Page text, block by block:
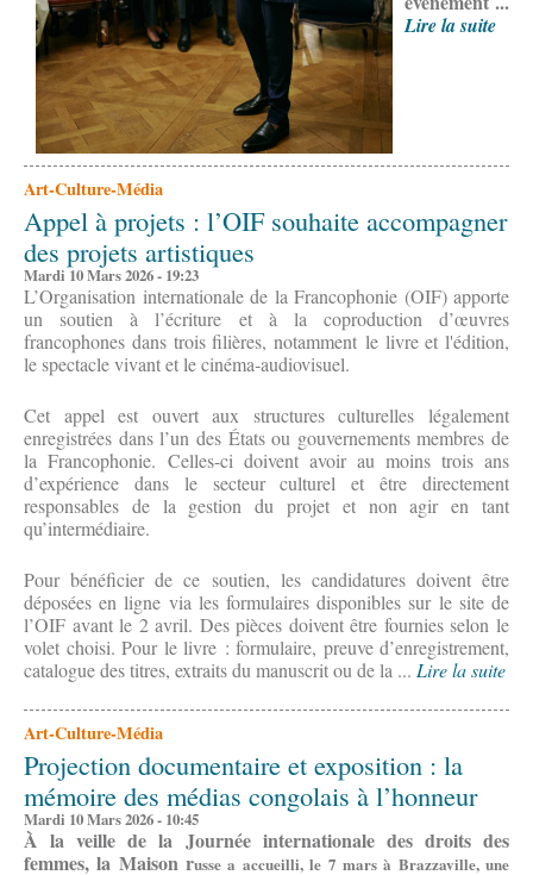
Lire la suite
Art-Culture-Média
Appel à projets : l’OIF souhaite accompagner
des projets artistiques
Mardi 10 Mars 2026 - 19:23
L’Organisation internationale de la Francophonie (OIF) apporte
un soutien à l’écriture et à la coproduction d’œuvres
francophones dans trois filières, notamment le livre et l'édition,
le spectacle vivant et le cinéma‑audiovisuel.
Cet appel est ouvert aux structures culturelles légalement
enregistrées dans l’un des États ou gouvernements membres de
la Francophonie. Celles-ci doivent avoir au moins trois ans
d’expérience dans le secteur culturel et être directement
responsables de la gestion du projet et non agir en tant
qu’intermédiaire.
Pour bénéficier de ce soutien, les candidatures doivent être
déposées en ligne via les formulaires disponibles sur le site de
l’OIF avant le 2 avril. Des pièces doivent être fournies selon le
volet choisi. Pour le livre : formulaire, preuve d’enregistrement,
catalogue des titres, extraits du manuscrit ou de la ... Lire la suite
Art-Culture-Média
Projection documentaire et exposition : la
mémoire des médias congolais à l’honneur
Mardi 10 Mars 2026 - 10:45
À la veille de la Journée internationale des droits des
femmes, la Maison russe a accueilli, le 7 mars à Brazzaville, une